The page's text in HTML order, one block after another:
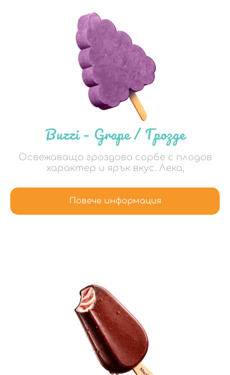
Buzzi – Grape / Грозде
Освежаващо гроздово сорбе с плодов
характер и ярък вкус. Лека,
Повече информация